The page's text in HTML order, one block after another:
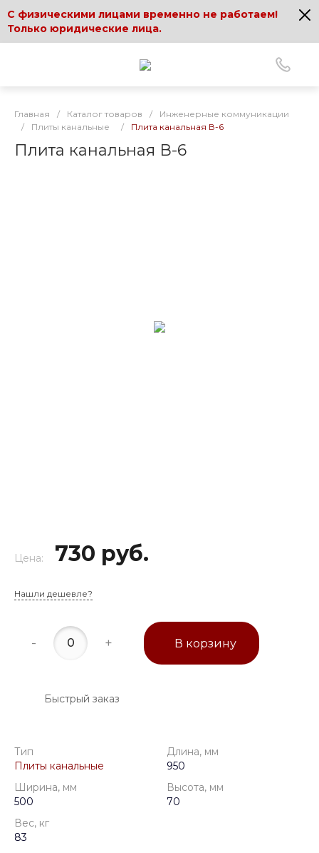
С физическими лицами временно не работаем!
Только юридические лица.
Главная / Каталог товаров /
Инженерные коммуникации
/
Плиты канальные / Плита канальная В-6
Плита канальная В-6
Цена: 730 руб.
Нашли дешевле?
- + В корзину
Быстрый заказ
Тип
Плиты канальные
Длина, мм
950
Ширина, мм
500
Высота, мм
70
Вес, кг
83